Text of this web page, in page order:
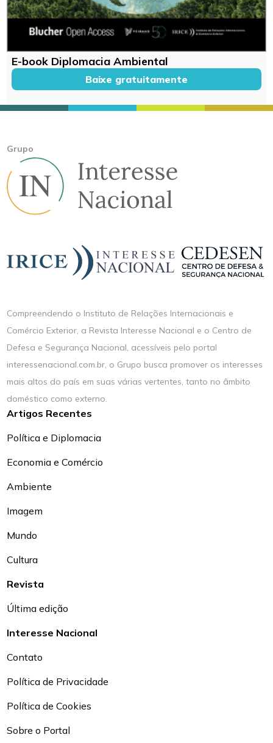
E-book Diplomacia Ambiental
Baixe gratuitamente
Grupo
Compreendendo o Instituto de Relações Internacionais e
Comércio Exterior, a Revista Interesse Nacional e o Centro de
Defesa e Segurança Nacional, acessíveis pelo portal
interessenacional.com.br, o Grupo busca promover os interesses
mais altos do país em suas várias vertentes, tanto no âmbito
doméstico como externo.
Artigos Recentes
Política e Diplomacia
Economia e Comércio
Ambiente
Imagem
Mundo
Cultura
Revista
Última edição
Interesse Nacional
Contato
Política de Privacidade
Política de Cookies
Sobre o Portal